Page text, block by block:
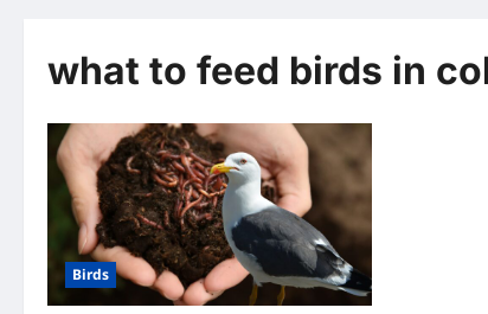
what to feed birds in
Birds